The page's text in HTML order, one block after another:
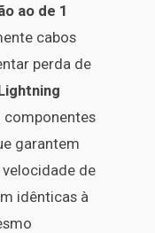
ao de 1
cabos
perda de
garantem
velocidade de
idênticas à